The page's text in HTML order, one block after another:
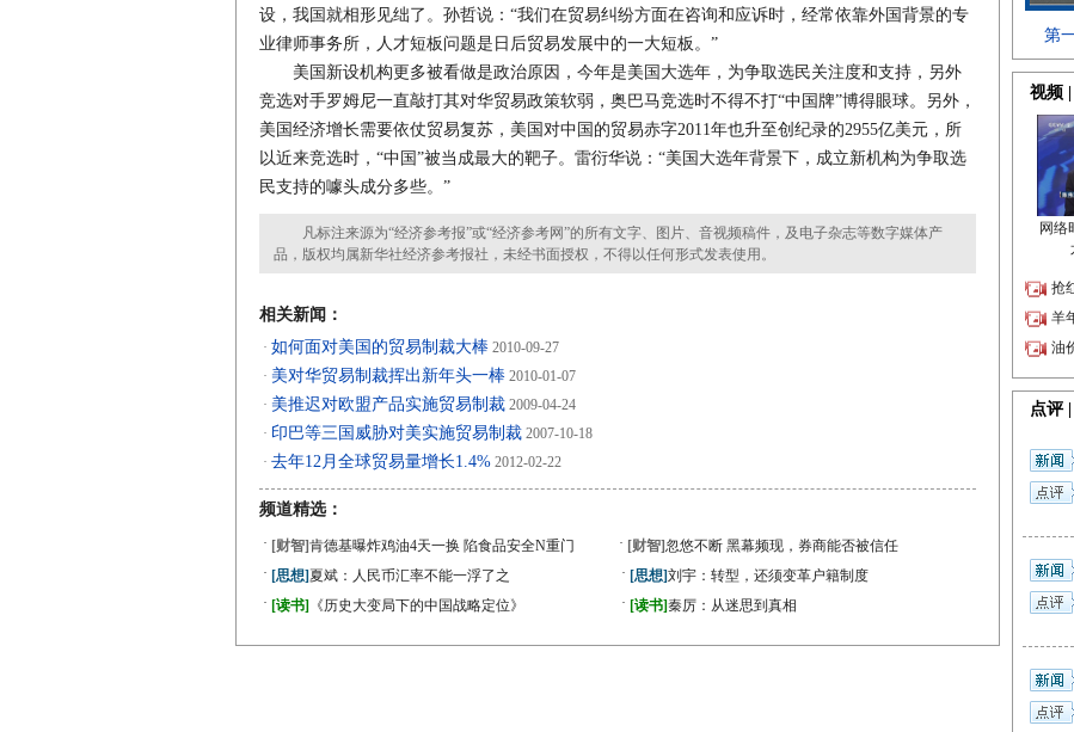
设，我国就相形见绌了。孙哲说：“我们在贸易纠纷方面在咨询和应诉时，经常依靠外国背景的专
业律师事务所，人才短板问题是日后贸易发展中的一大短板。”
美国新设机构更多被看做是政治原因，今年是美国大选年，为争取选民关注度和支持，另外
竞选对手罗姆尼一直敲打其对华贸易政策软弱，奥巴马竞选时不得不打“中国牌”博得眼球。另外，
美国经济增长需要依仗贸易复苏，美国对中国的贸易赤字2011年也升至创纪录的2955亿美元，所
以近来竞选时，“中国”被当成最大的靶子。雷衍华说：“美国大选年背景下，成立新机构为争取选
民支持的噱头成分多些。”
凡标注来源为“经济参考报”或“经济参考网”的所有文字、图片、音视频稿件，及电子杂志等数字媒体产
品，版权均属新华社经济参考报社，未经书面授权，不得以任何形式发表使用。
相关新闻：
· 如何面对美国的贸易制裁大棒 2010-09-27
· 美对华贸易制裁挥出新年头一棒 2010-01-07
· 美推迟对欧盟产品实施贸易制裁 2009-04-24
· 印巴等三国威胁对美实施贸易制裁 2007-10-18
· 去年12月全球贸易量增长1.4% 2012-02-22
频道精选：
· [财智]肯德基曝炸鸡油4天一换 陷食品安全N重门 · [财智]忽悠不断 黑幕频现，券商能否被信任
· [思想]夏斌：人民币汇率不能一浮了之 · [思想]刘宇：转型，还须变革户籍制度
· [读书] 《历史大变局下的中国战略定位》 · [读书]秦厉：从迷思到真相